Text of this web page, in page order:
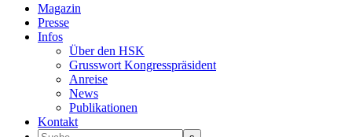
Magazin
Presse
Infos
Über den HSK
Grusswort Kongresspräsident
Anreise
News
Publikationen
Kontakt